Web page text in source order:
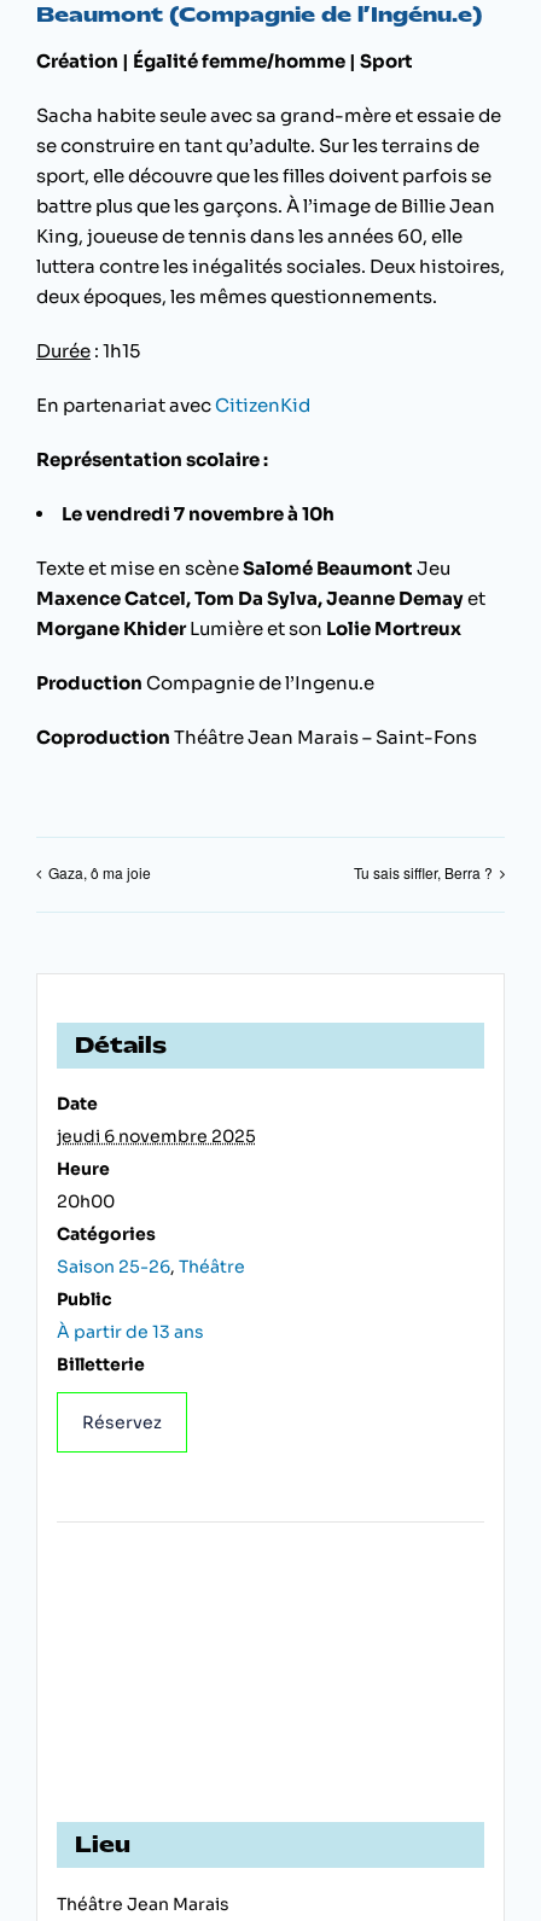
Beaumont (Compagnie de l’Ingénu.e)
Création | Égalité femme/homme | Sport
Sacha habite seule avec sa grand-mère et essaie de
se construire en tant qu’adulte. Sur les terrains de
sport, elle découvre que les filles doivent parfois se
battre plus que les garçons. À l’image de Billie Jean
King, joueuse de tennis dans les années 60, elle
luttera contre les inégalités sociales. Deux histoires,
deux époques, les mêmes questionnements.
Durée : 1h15
En partenariat avecCitizenKid
Représentation scolaire :
Le vendredi 7 novembre à 10h
Texte et mise en scèneSalomé Beaumont Jeu
Maxence Catcel, Tom Da Sylva, Jeanne Demayet
Morgane KhiderLumière et son Lolie Mortreux
Production Compagnie de l’Ingenu.e
Coproduction Théâtre Jean Marais – Saint-Fons
Gaza, ô ma joie Tu sais siffler, Berra ?
Détails
Date
jeudi 6 novembre 2025
Heure
20h00
Catégories
Saison 25-26, Théâtre
Public
À partir de 13 ans
Billetterie
Réservez
Lieu
Théâtre Jean Marais